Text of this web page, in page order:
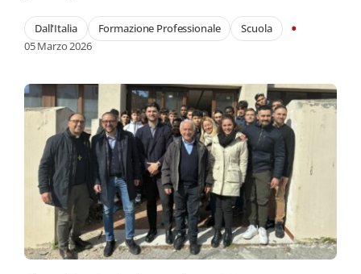
Dall'Italia Formazione Professionale Scuola •
05 Marzo 2026